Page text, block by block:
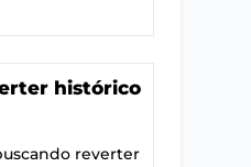
histórico
reverter